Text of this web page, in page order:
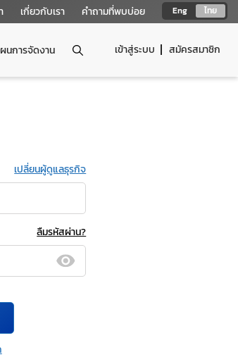
Eng ไทย
เกี่ยวกับเรา คำถามที่พบบ่อย
เข้าสู่ระบบ สมัครสมาชิก
นการจัดงาน
เปลี่ยนผู้ดูแลธุรกิจ
ลืมรหัสผ่าน?